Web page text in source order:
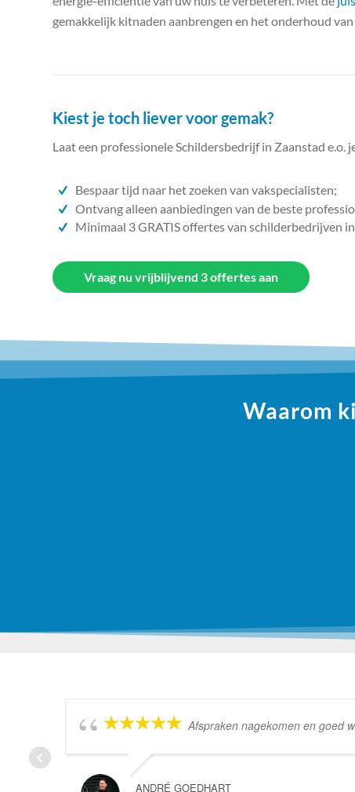
gemakkelijk kitnaden aanbrengen en het onderhoud
Kiest je toch liever voor gemak?
Laat een professionele Schildersbedrijf in Zaanstad e.o.
Bespaar tijd naar het zoeken van vakspecialisten;
Ontvang alleen aanbiedingen van de beste
Minimaal 3 GRATIS offertes van schilderbedrijven
Vraag nu vrijblijvend 3 offertes aan
Waarom
Afspraken nagekomen en goed
ANDRÉ GOEDHART